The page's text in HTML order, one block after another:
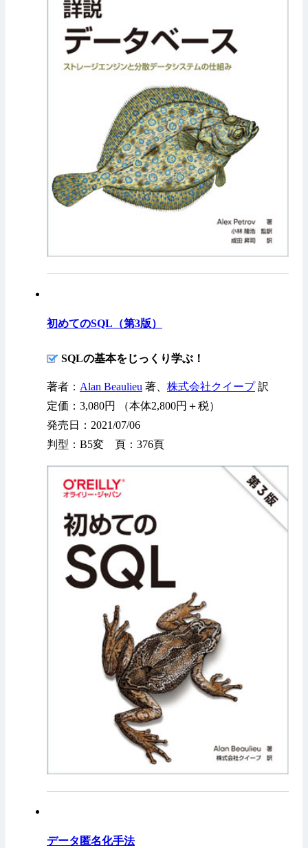
初めてのSQL（第3版）
SQLの基本をじっくり学ぶ！
著者： Alan Beaulieu 著、 株式会社クイープ訳
定価：3,080円 （本体2,800円＋税）
発売日：2021/07/06
判型：B5変 頁：376頁
データ匿名化手法